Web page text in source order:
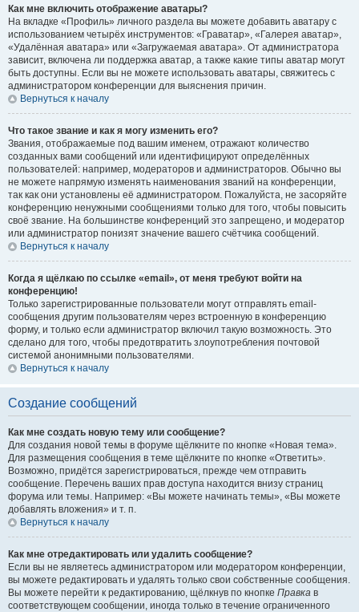
Как мне включить отображение аватары?
На вкладке «Профиль» личного раздела вы можете добавить аватару с
использованием четырёх инструментов: «Граватар», «Галерея аватар»,
«Удалённая аватара» или «Загружаемая аватара». От администратора
зависит, включена ли поддержка аватар, а также какие типы аватар могут
быть доступны. Если вы не можете использовать аватары, свяжитесь с
администратором конференции для выяснения причин.
Вернуться к началу
Что такое звание и как я могу изменить его?
Звания, отображаемые под вашим именем, отражают количество
созданных вами сообщений или идентифицируют определённых
пользователей: например, модераторов и администраторов. Обычно вы
не можете напрямую изменять наименования званий на конференции,
так как они установлены её администратором. Пожалуйста, не засоряйте
конференцию ненужными сообщениями только для того, чтобы повысить
своё звание. На большинстве конференций это запрещено, и модератор
или администратор понизят значение вашего счётчика сообщений.
Вернуться к началу
Когда я щёлкаю по ссылке «email», от меня требуют войти на
конференцию!
Только зарегистрированные пользователи могут отправлять email-
сообщения другим пользователям через встроенную в конференцию
форму, и только если администратор включил такую возможность. Это
сделано для того, чтобы предотвратить злоупотребления почтовой
системой анонимными пользователями.
Вернуться к началу
Создание сообщений
Как мне создать новую тему или сообщение?
Для создания новой темы в форуме щёлкните по кнопке «Новая тема».
Для размещения сообщения в теме щёлкните по кнопке «Ответить».
Возможно, придётся зарегистрироваться, прежде чем отправить
сообщение. Перечень ваших прав доступа находится внизу страниц
форума или темы. Например: «Вы можете начинать темы», «Вы можете
добавлять вложения» и т. п.
Вернуться к началу
Как мне отредактировать или удалить сообщение?
Если вы не являетесь администратором или модератором конференции,
вы можете редактировать и удалять только свои собственные сообщения.
Вы можете перейти к редактированию, щёлкнув по кнопке Правка в
соответствующем сообщении, иногда только в течение ограниченного